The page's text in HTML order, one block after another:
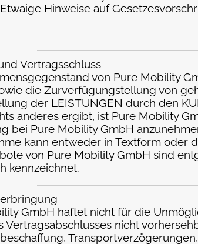
Hinweise auf
Vertragsschluss
von Pure Mobility
die Zurverfügungstellung von
der LEISTUNGEN durch den
anderes ergibt, ist Pure Mobility
bei Pure Mobility GmbH
kann entweder in Textform
von Pure Mobility GmbH sind
kennzeichnet.
GmbH haftet nicht für die
Vertragsabschlusses nicht